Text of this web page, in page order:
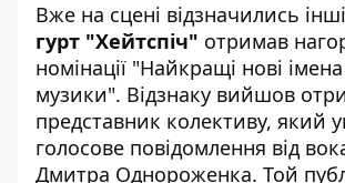
Вже на сцені відзначились
гурт "Хейтспіч" отримав
номінації "Найкращі нові
музики". Відзнаку вийшов
представник колективу, який
голосове повідомлення від
Дмитра Однороженка. Той